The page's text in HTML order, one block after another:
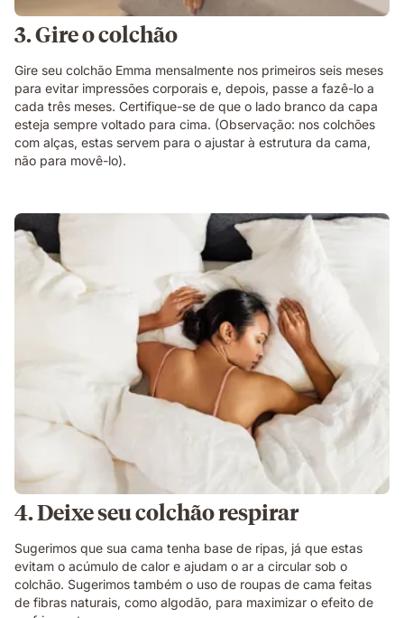
3. Gire o colchão
Gire seu colchão Emma mensalmente nos primeiros seis meses
para evitar impressões corporais e, depois, passe a fazê-lo a
cada três meses. Certifique-se de que o lado branco da capa
esteja sempre voltado para cima. (Observação: nos colchões
com alças, estas servem para o ajustar à estrutura da cama,
não para movê-lo).
4. Deixe seu colchão respirar
Sugerimos que sua cama tenha base de ripas, já que estas
evitam o acúmulo de calor e ajudam o ar a circular sob o
colchão. Sugerimos também o uso de roupas de cama feitas
de fibras naturais, como algodão, para maximizar o efeito de